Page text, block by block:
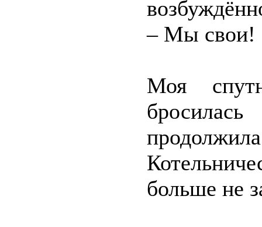
– Мы свои!
Моя
больше не